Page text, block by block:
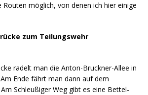
Routen möglich, von denen ich hier einige
zum Teilungswehr
radelt man die Anton-Bruckner-Allee in
Ende fährt man dann auf dem
Schleußiger Weg gibt es eine Bettel-